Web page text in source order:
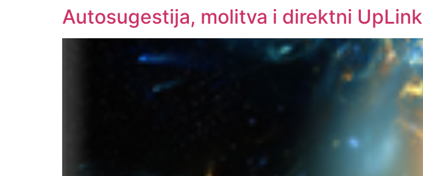
Autosugestija, molitva i direktni UpLink